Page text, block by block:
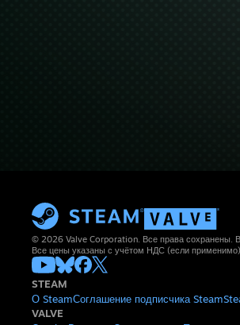
© 2026 Valve Corporation. Все права сохранены.
Все цены указаны с учётом НДС (если
STEAM
О SteamСоглашение подписчика Steam
VALVE